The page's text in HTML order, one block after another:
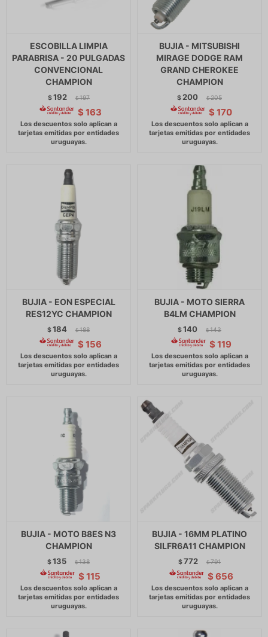
ESCOBILLA LIMPIA
PARABRISA - 20 PULGADAS
CONVENCIONAL
CHAMPION
$192 $ 197
$ 163
BUJIA - MITSUBISHI
MIRAGE DODGE RAM
GRAND CHEROKEE
CHAMPION
$ 200 $ 205
$ 170
BUJIA - EON ESPECIAL
RES12YC CHAMPION
$184 $ 188
$ 156
BUJIA - MOTO SIERRA
B4LM CHAMPION
$140 $ 143
$ 119
BUJIA - MOTO B8ES N3
CHAMPION
$135 $ 138
$ 115
BUJIA - 16MM PLATINO
SILFR6A11 CHAMPION
$772 $ 791
$ 656